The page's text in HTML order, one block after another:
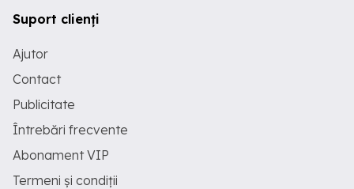
Suport clienți
Ajutor
Contact
Publicitate
Întrebări frecvente
Abonament VIP
Termeni și condiții